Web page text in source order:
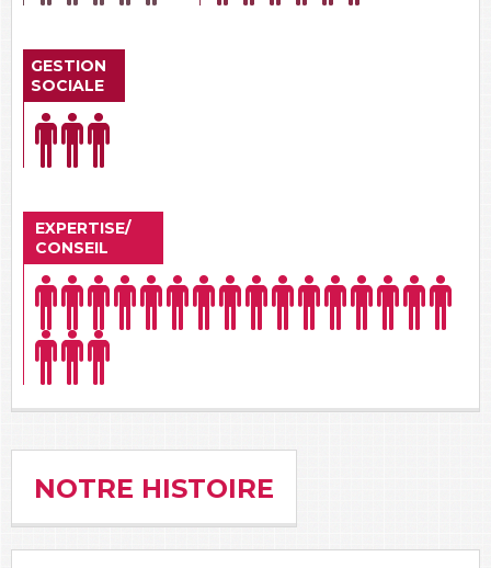
GESTION
SOCIALE
EXPERTISE/
CONSEIL
NOTRE HISTOIRE